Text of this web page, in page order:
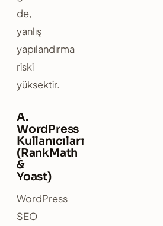
de,
yanlış
yapılandırma
riski
yüksektir.
A.
WordPress
Kullanıcıları
(RankMath
&
Yoast)
WordPress
SEO